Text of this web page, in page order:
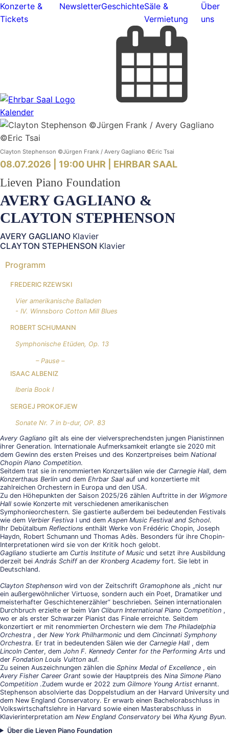
Konzerte &
Tickets
NewsletterGeschichteSäle &
Vermietung
Über
uns
Kalender
Clayton Stephenson ©Jürgen Frank / Avery Gagliano ©Eric Tsai
08.07.2026 | 19:00 UHR | EHRBAR SAAL
Lieven Piano Foundation
AVERY GAGLIANO &
CLAYTON STEPHENSON
AVERY GAGLIANO Klavier
CLAYTON STEPHENSON Klavier
Programm
FREDERIC RZEWSKI
Vier amerikanische Balladen
- IV. Winnsboro Cotton Mill Blues
ROBERT SCHUMANN
Symphonische Etüden, Op. 13
– Pause –
ISAAC ALBENIZ
Iberia Book I
SERGEJ PROKOFJEW
Sonate Nr. 7 in b-dur, OP. 83
Avery Gagliano gilt als eine der vielversprechendsten jungen Pianistinnen
ihrer Generation. Internationale Aufmerksamkeit erlangte sie 2020 mit
dem Gewinn des ersten Preises und des Konzertpreises beim National
Chopin Piano Competition.
Seitdem trat sie in renommierten Konzertsälen wie der Carnegie Hall, dem
Konzerthaus Berlin und dem Ehrbar Saal auf und konzertierte mit
zahlreichen Orchestern in Europa und den USA.
Zu den Höhepunkten der Saison 2025/26 zählen Auftritte in der Wigmore
Hall sowie Konzerte mit verschiedenen amerikanischen
Symphonieorchestern. Sie gastierte außerdem bei bedeutenden Festivals
wie dem Verbier Festiva l und dem Aspen Music Festival and School.
Ihr Debütalbum Reflections enthält Werke von Frédéric Chopin, Joseph
Haydn, Robert Schumann und Thomas Adès. Besonders für ihre Chopin-
Interpretationen wird sie von der Kritik hoch gelobt.
Gagliano studierte am Curtis Institute of Music und setzt ihre Ausbildung
derzeit bei András Schiffan der Kronberg Academy fort. Sie lebt in
Deutschland.
Clayton Stephenson wird von der Zeitschrift Gramophone als „nicht nur
ein außergewöhnlicher Virtuose, sondern auch ein Poet, Dramatiker und
meisterhafter Geschichtenerzähler“ beschrieben. Seinen internationalen
Durchbruch erzielte er beim Van Cliburn International Piano Competition ,
wo er als erster Schwarzer Pianist das Finale erreichte. Seitdem
konzertiert er mit renommierten Orchestern wie dem The Philadelphia
Orchestra , der New York Philharmonic und dem Cincinnati Symphony
Orchestra. Er trat in bedeutenden Sälen wie der Carnegie Hall , dem
Lincoln Center, dem John F. Kennedy Center for the Performing Arts und
der Fondation Louis Vuitton auf.
Zu seinen Auszeichnungen zählen die Sphinx Medal of Excellence , ein
Avery Fisher Career Grant sowie der Hauptpreis des Nina Simone Piano
Competition .Zudem wurde er 2022 zum Gilmore Young Artist ernannt.
Stephenson absolvierte das Doppelstudium an der Harvard University und
dem New England Conservatory. Er erwarb einen Bachelorabschluss in
Volkswirtschaftslehre in Harvard sowie einen Masterabschluss in
Klavierinterpretation am New England Conservatory bei Wha Kyung Byun.
Über die Lieven Piano Foundation